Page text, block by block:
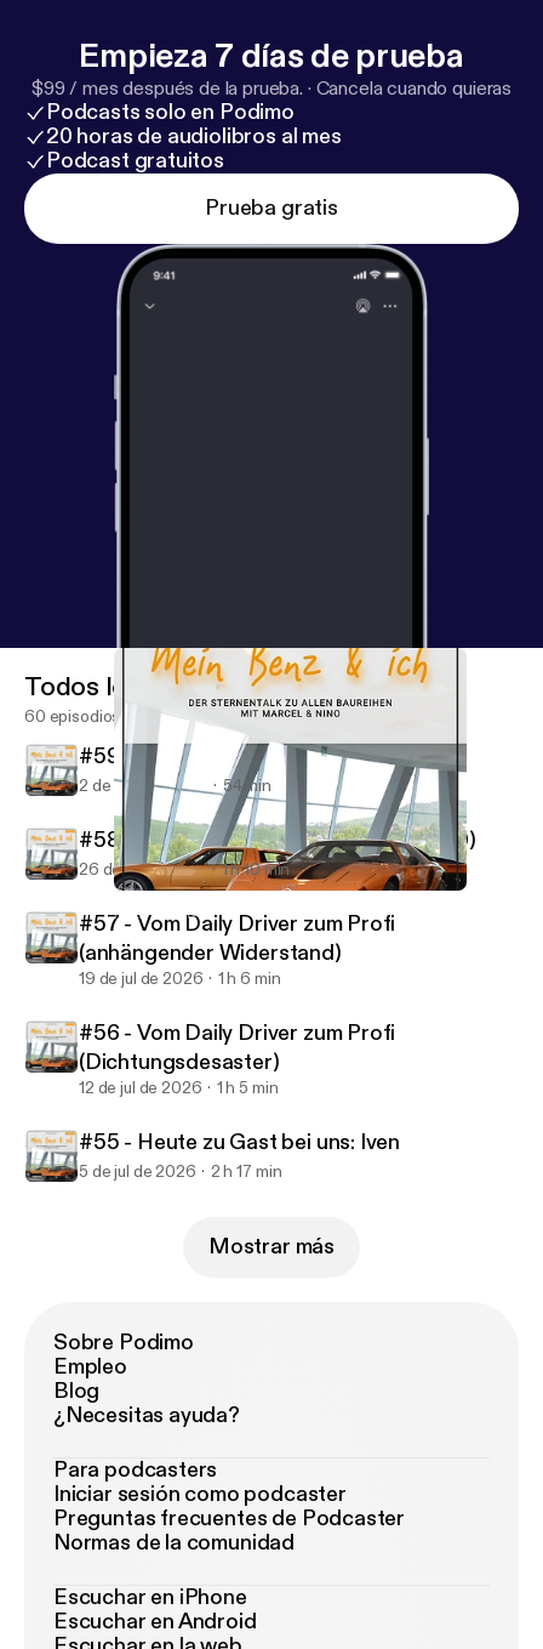
Empieza 7 días de prueba
$99 / mes después de la prueba. · Cancela cuando quieras
Podcasts solo en Podimo
20 horas de audiolibros al mes
Podcast gratuitos
Prueba gratis
Mein Benz & ich
Todos los episodios
60 episodios
#59 - Vom Daily Driver zum Profi (134A)
2 de ago de 2026 54 min
#58 - Vom Daily Driver zum Profi (US210)
26 de jul de 2026 1 h 10 min
#57 - Vom Daily Driver zum Profi
(anhängender Widerstand)
19 de jul de 2026 1 h 6 min
#56 - Vom Daily Driver zum Profi
(Dichtungsdesaster)
12 de jul de 2026 1 h 5 min
#55 - Heute zu Gast bei uns: Iven
5 de jul de 2026 2 h 17 min
Mostrar más
Sobre Podimo
Empleo
Blog
¿Necesitas ayuda?
Para podcasters
Iniciar sesión como podcaster
Preguntas frecuentes de Podcaster
Normas de la comunidad
Escuchar en iPhone
Escuchar en Android